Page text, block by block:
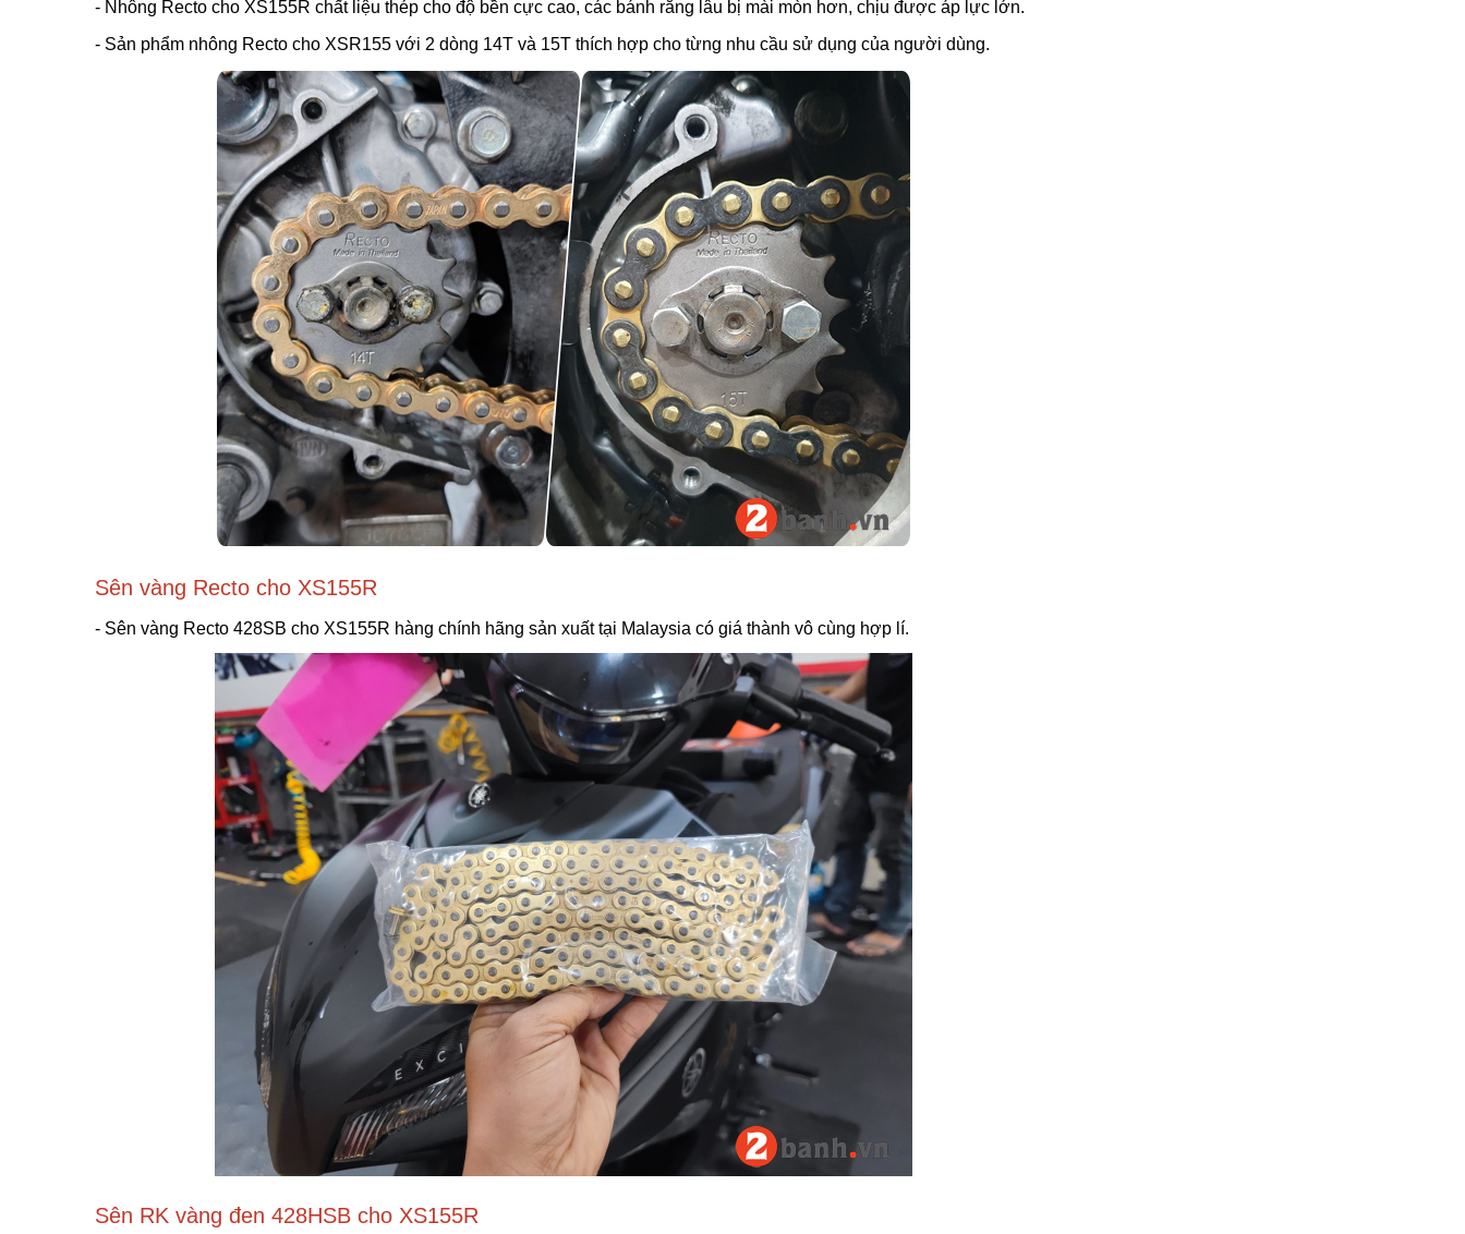
- Nhông Recto cho XS155R chất liệu thép cho độ bền cực cao, các bánh răng lâu bị mài mòn hơn, chịu được áp lực lớn.
- Sản phẩm nhông Recto cho XSR155 với 2 dòng 14T và 15T thích hợp cho từng nhu cầu sử dụng của người dùng.
Sên vàng Recto cho XS155R
- Sên vàng Recto 428SB cho XS155R hàng chính hãng sản xuất tại Malaysia có giá thành vô cùng hợp lí.
Sên RK vàng đen 428HSB cho XS155R